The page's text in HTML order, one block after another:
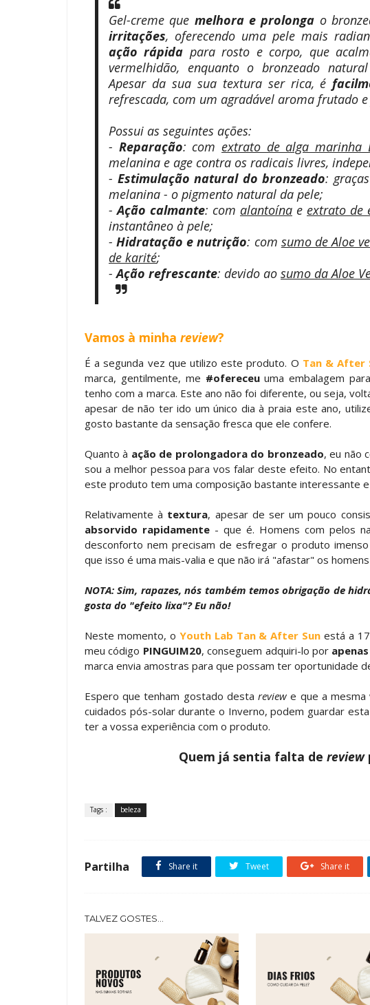
Gel-creme que melhora e prolonga o
irritações, oferecendo uma pele mais
ação rápida para rosto e corpo, que
vermelhidão, enquanto o bronzeado
Apesar da sua sua textura ser rica, é
refrescada, com um agradável aroma frutado
Possui as seguintes ações:
- Reparação: com extrato de alga marinha
melanina e age contra os radicais livres,
- Estimulação natural do bronzeado:
melanina - o pigmento natural da pele;
-Ação calmante: com alantoína e extrato de
instantâneo à pele;
-Hidratação e nutrição: com sumo de Aloe
de karité;
-Ação refrescante: devido ao sumo da Aloe
Vamos à minha review?
É a segunda vez que utilizo este produto. O Tan & After
marca, gentilmente, me #ofereceuuma embalagem
tenho com a marca. Este ano não foi diferente, ou seja,
apesar de não ter ido um único dia à praia este ano,
gosto bastante da sensação fresca que ele confere.
Quanto à ação de prolongadora do bronzeado, eu não
sou a melhor pessoa para vos falar deste efeito. No
este produto tem uma composição bastante interessante
Relativamente à textura, apesar de ser um pouco
absorvido rapidamente- que é. Homens com pelos
desconforto nem precisam de esfregar o produto
que isso é uma mais-valia e que não irá "afastar" os
NOTA: Sim, rapazes, nós também temos obrigação de
gosta do "efeito lixa"? Eu não!
Neste momento, o Youth Lab Tan & After Sun está a
meu código PINGUIM20, conseguem adquiri-lo por
marca envia amostras para que possam ter oportunidade
Espero que tenham gostado destareview e que a mesma
cuidados pós-solar durante o Inverno, podem guardar
ter a vossa experiência com o produto.
Quem já sentia falta de review
Tags : beleza
Partilha Share it Tweet Share it
TALVEZ GOSTES...